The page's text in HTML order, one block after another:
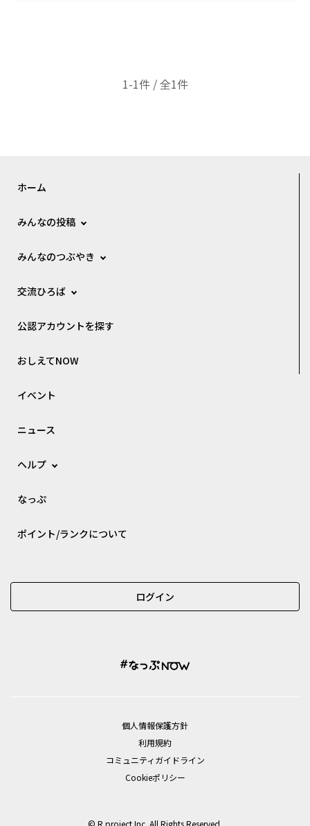
1-1件 / 全1件
ホーム
みんなの投稿
みんなのつぶやき
交流ひろば
公認アカウントを探す
おしえてNOW
イベント
ニュース
ヘルプ
なっぷ
ポイント/ランクについて
ログイン
個⼈情報保護⽅針
利用規約
コミュニティガイドライン
Cookieポリシー
© R.project Inc. All Rights Reserved.